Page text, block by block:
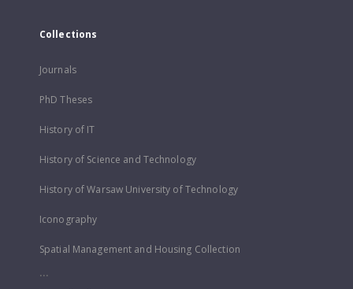
Collections
Journals
PhD Theses
History of IT
History of Science and Technology
History of Warsaw University of Technology
Iconography
Spatial Management and Housing Collection
...